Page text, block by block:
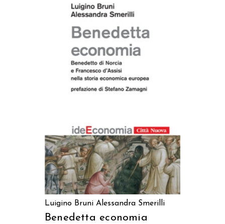
AGGIUNGI AL CARRELLO
Luigino Bruni Alessandra Smerilli
Benedetta economia